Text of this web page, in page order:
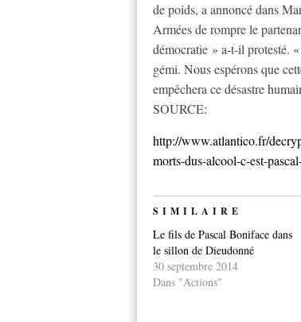
de poids, a annoncé dans
Armées de rompre le
démocratie » a-t-il protesté.
gémi. Nous espérons que
empêchera ce désastre
SOURCE:
http://www.atlantico.fr/
morts-dus-alcool-c-est-
SIMILAIRE
Le fils de Pascal Boniface dans
le sillon de Dieudonné
30 septembre 2014
Dans "Actions"